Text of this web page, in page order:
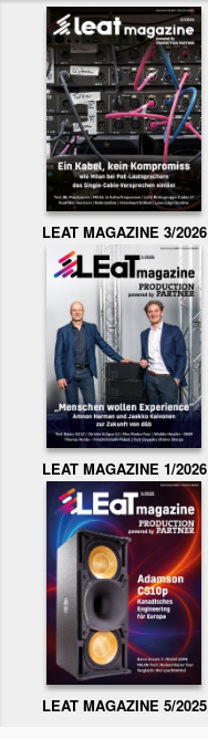
LEAT MAGAZINE 3/2026
LEAT MAGAZINE 1/2026
LEAT MAGAZINE 5/2025